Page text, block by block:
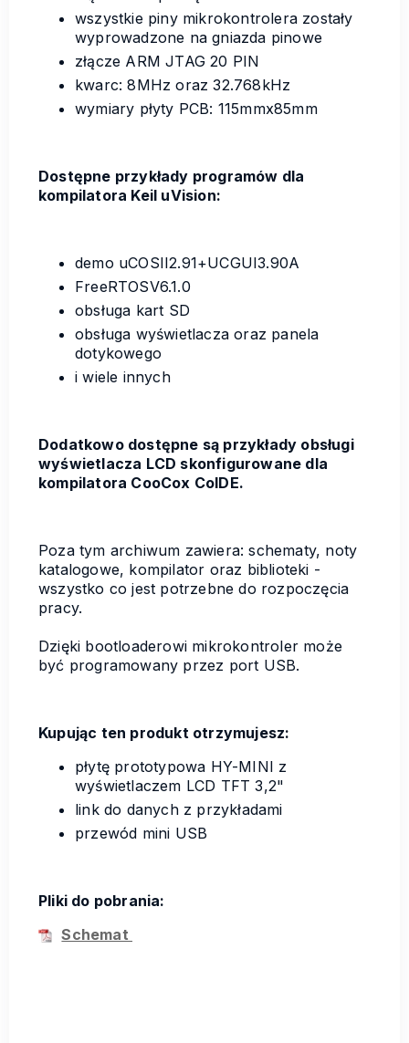
wszystkie piny mikrokontrolera zostały
wyprowadzone na gniazda pinowe
złącze ARM JTAG 20 PIN
kwarc: 8MHz oraz 32.768kHz
wymiary płyty PCB: 115mmx85mm
Dostępne przykłady programów dla
kompilatora Keil uVision:
demo uCOSII2.91+UCGUI3.90A
FreeRTOSV6.1.0
obsługa kart SD
obsługa wyświetlacza oraz panela
dotykowego
i wiele innych
Dodatkowo dostępne są przykłady obsługi
wyświetlacza LCD skonfigurowane dla
kompilatora CooCox CoIDE.
Poza tym archiwum zawiera: schematy, noty
katalogowe, kompilator oraz biblioteki -
wszystko co jest potrzebne do rozpoczęcia
pracy.
Dzięki bootloaderowi mikrokontroler może
być programowany przez port USB.
Kupując ten produkt otrzymujesz:
płytę prototypowa HY-MINI z
wyświetlaczem LCD TFT 3,2"
link do danych z przykładami
przewód mini USB
Pliki do pobrania:
Schemat